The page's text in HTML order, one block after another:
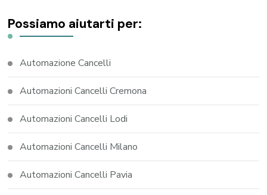
Possiamo aiutarti per:
Automazione Cancelli
Automazioni Cancelli Cremona
Automazioni Cancelli Lodi
Automazioni Cancelli Milano
Automazioni Cancelli Pavia